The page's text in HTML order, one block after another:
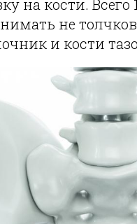
на кости.
не
и кости